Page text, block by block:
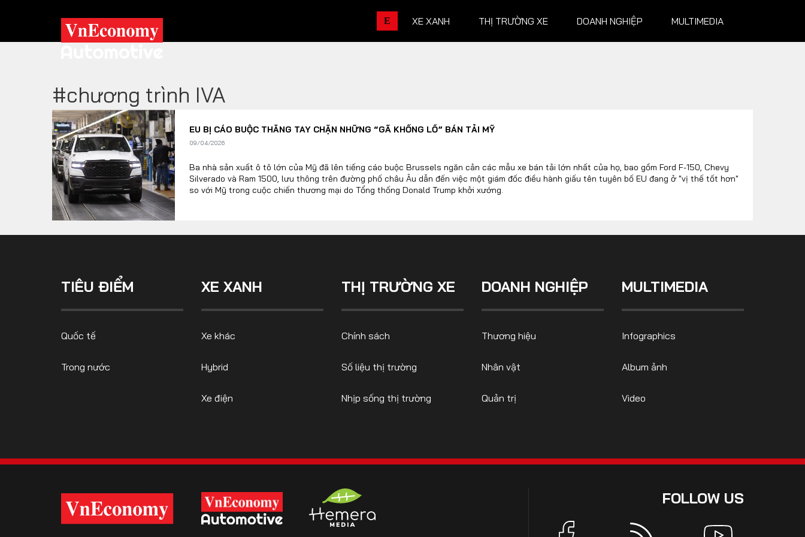
E XE XANH THỊ TRƯỜNG XE DOANH NGHIỆP MULTIMEDIA
Trang chủ
Tiêu điểm
XE XANH
Xe khác
Hybrid
Xe điện
Số liệu thị trường
Nhịp sống thị trường
Nhân vật
Quản trị
Album ảnh
TRA CỨU XE
FOLLOW US CONTACT US
ngocvu.vneconomy@gmail.com
#chương trình IVA
EU BỊ CÁO BUỘC THẲNG TAY CHẶN NHỮNG “GÃ KHỔNG LỒ” BÁN TẢI MỸ
09/04/2026
Ba nhà sản xuất ô tô lớn của Mỹ đã lên tiếng cáo buộc Brussels ngăn cản các mẫu xe bán tải lớn nhất của họ, bao gồm Ford F-150, Chevy
Silverado và Ram 1500, lưu thông trên đường phố châu Âu dẫn đến việc một giám đốc điều hành giấu tên tuyên bố EU đang ở "vị thế tốt hơn"
so với Mỹ trong cuộc chiến thương mại do Tổng thống Donald Trump khởi xướng.
TIÊU ĐIỂM
Quốc tế
Trong nước
XE XANH
Xe khác
Hybrid
Xe điện
THỊ TRƯỜNG XE
Chính sách
Số liệu thị trường
Nhịp sống thị trường
DOANH NGHIỆP
Thương hiệu
Nhân vật
Quản trị
MULTIMEDIA
Infographics
Album ảnh
Video
FOLLOW US